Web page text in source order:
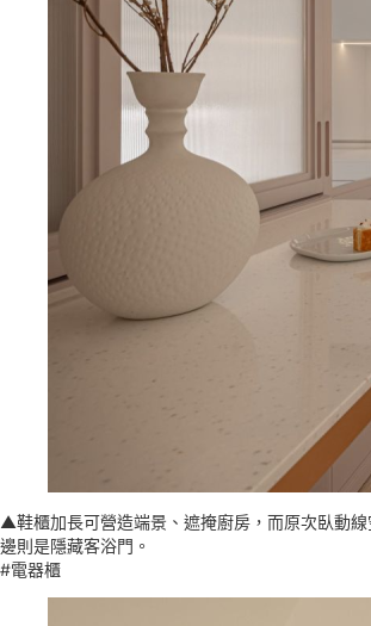
▲鞋櫃加長可營造端景、遮掩廚房，而原次臥動
邊則是隱藏客浴門。
#電器櫃